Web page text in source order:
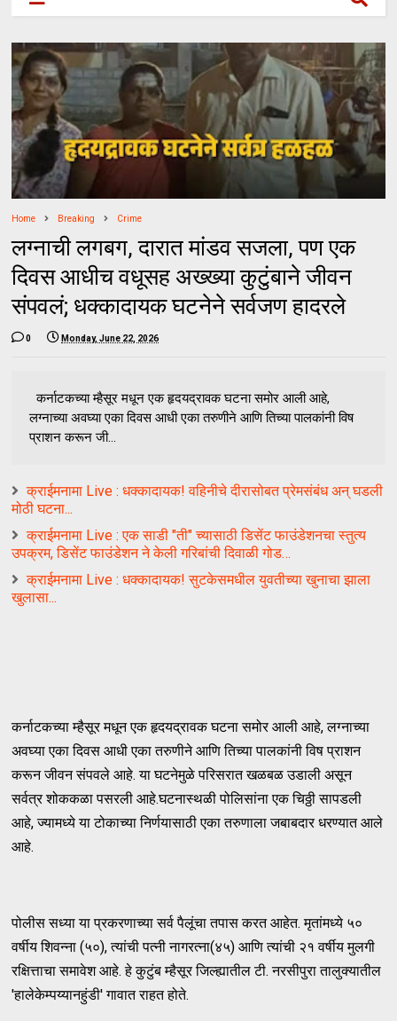
Home Breaking Crime
लग्नाची लगबग, दारात मांडव सजला, पण एक
दिवस आधीच वधूसह अख्ख्या कुटुंबाने जीवन
संपवलं; धक्कादायक घटनेने सर्वजण हादरले
0 Monday, June 22, 2026
कर्नाटकच्या म्हैसूर मधून एक हृदयद्रावक घटना समोर आली आहे,
लग्नाच्या अवघ्या एका दिवस आधी एका तरुणीने आणि तिच्या पालकांनी विष
प्राशन करून जी...
क्राईमनामा Live : धक्कादायक! वहिनीचे दीरासोबत प्रेमसंबंध अन् घडली
मोठी घटना...
क्राईमनामा Live : एक साडी "ती" च्यासाठी डिसेंट फाउंडेशनचा स्तुत्य
उपक्रम, डिसेंट फाउंडेशन ने केली गरिबांची दिवाळी गोड…
क्राईमनामा Live : धक्कादायक! सुटकेसमधील युवतीच्या खुनाचा झाला
खुलासा...
कर्नाटकच्या म्हैसूर मधून एक हृदयद्रावक घटना समोर आली आहे, लग्नाच्या
अवघ्या एका दिवस आधी एका तरुणीने आणि तिच्या पालकांनी विष प्राशन
करून जीवन संपवले आहे. या घटनेमुळे परिसरात खळबळ उडाली असून
सर्वत्र शोककळा पसरली आहे.घटनास्थळी पोलिसांना एक चिठ्ठी सापडली
आहे, ज्यामध्ये या टोकाच्या निर्णयासाठी एका तरुणाला जबाबदार धरण्यात आले
आहे.
पोलीस सध्या या प्रकरणाच्या सर्व पैलूंचा तपास करत आहेत. मृतांमध्ये ५०
वर्षीय शिवन्ना (५०), त्यांची पत्नी नागरत्ना(४५) आणि त्यांची २१ वर्षीय मुलगी
रक्षित्ताचा समावेश आहे. हे कुटुंब म्हैसूर जिल्ह्यातील टी. नरसीपुरा तालुक्यातील
'हालेकेम्पय्यानहुंडी' गावात राहत होते.